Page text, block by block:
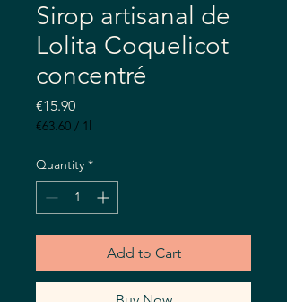
Sirop artisanal de
Lolita Coquelicot
concentré
€15.90Price
€63.60 / 1l
per
1
Liter
Quantity *
Add to Cart